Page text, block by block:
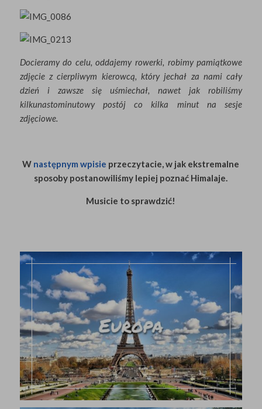
Docieramy do celu, oddajemy rowerki, robimy pamiątkowe
zdjęcie z cierpliwym kierowcą, który jechał za nami cały
dzień i zawsze się uśmiechał, nawet jak robiliśmy
kilkunastominutowy postój co kilka minut na sesje
zdjęciowe.
W następnym wpisie przeczytacie, w jak ekstremalne
sposoby postanowiliśmy lepiej poznać Himalaje.
Musicie to sprawdzić!